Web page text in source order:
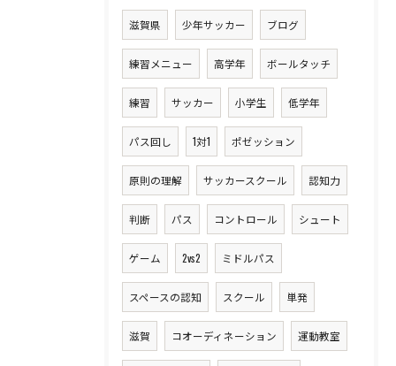
滋賀県 少年サッカー ブログ
練習メニュー 高学年 ボールタッチ
練習 サッカー 小学生 低学年
パス回し 1対1 ポゼッション
原則の理解 サッカースクール 認知力
判断 パス コントロール シュート
ゲーム 2vs2 ミドルパス
スペースの認知 スクール 単発
滋賀 コオーディネーション 運動教室